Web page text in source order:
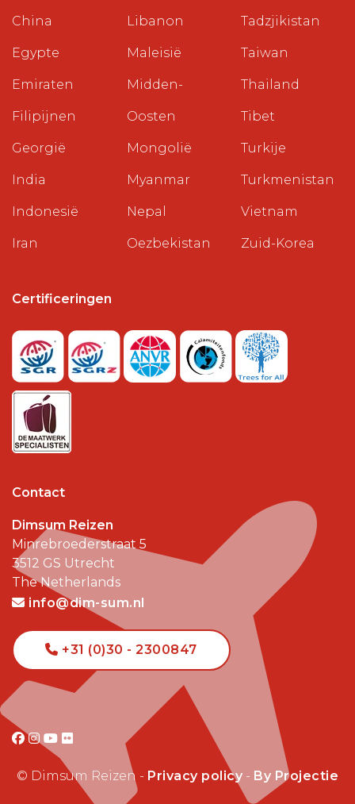
China
Egypte
Emiraten
Filipijnen
Georgië
India
Indonesië
Iran
Libanon
Maleisië
Midden-
Oosten
Mongolië
Myanmar
Nepal
Oezbekistan
Tadzjikistan
Taiwan
Thailand
Tibet
Turkije
Turkmenistan
Vietnam
Zuid-Korea
Certificeringen
Contact
Dimsum Reizen
Minrebroederstraat 5
3512 GS Utrecht
The Netherlands
info@dim-sum.nl
+31 (0)30 - 2300847
© Dimsum Reizen - Privacy policy - By Projectie